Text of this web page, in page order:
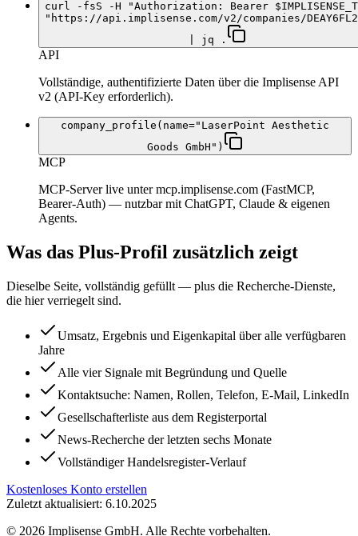
curl -fsS -H "Authorization: Bearer
"https://api.implisense.com/v2/companies/
| jq .
API
Vollständige, authentifizierte Daten über die Implisense API
v2 (API-Key erforderlich).
company_profile(name="LaserPoint Aesthetic
Goods GmbH")
MCP
MCP-Server live unter mcp.implisense.com (FastMCP,
Bearer-Auth) — nutzbar mit ChatGPT, Claude & eigenen
Agents.
Was das Plus-Profil zusätzlich zeigt
Dieselbe Seite, vollständig gefüllt — plus die Recherche-Dienste,
die hier verriegelt sind.
Umsatz, Ergebnis und Eigenkapital über alle verfügbaren
Jahre
Alle vier Signale mit Begründung und Quelle
Kontaktsuche: Namen, Rollen, Telefon, E-Mail, LinkedIn
Gesellschafterliste aus dem Registerportal
News-Recherche der letzten sechs Monate
Vollständiger Handelsregister-Verlauf
Kostenloses Konto erstellen
Zuletzt aktualisiert: 6.10.2025
© 2026 Implisense GmbH. Alle Rechte vorbehalten.